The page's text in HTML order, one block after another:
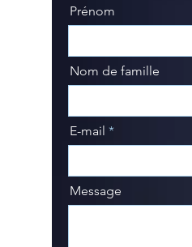
Prénom
Nom de famille
E-mail
Message